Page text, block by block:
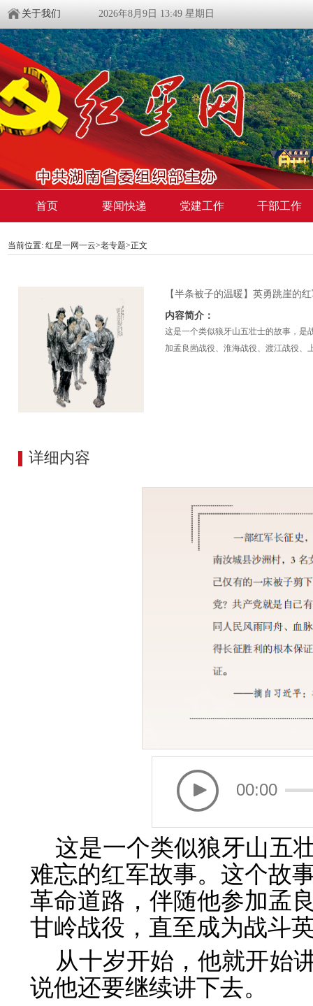
关于我们 2026年8月9日 13:49 星期日
首页 要闻快递 党建工作 干部工作
当前位置: 红星一网一云>老专题>正文
【半条被子的温暖】英勇跳崖的
内容简介：
这是一个类似狼牙山五壮士的故事，是
加孟良崮战役、淮海战役、渡江战役、
详细内容
00:00
这是一个类似狼牙山五
难忘的红军故事。这个故
革命道路，伴随他参加孟
甘岭战役，直至成为战斗
从十岁开始，他就开始
说他还要继续讲下去。